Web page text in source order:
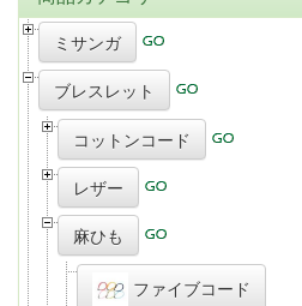
ミサンガ
ブレスレット
コットンコード
レザー
麻ひも
ファイブコード